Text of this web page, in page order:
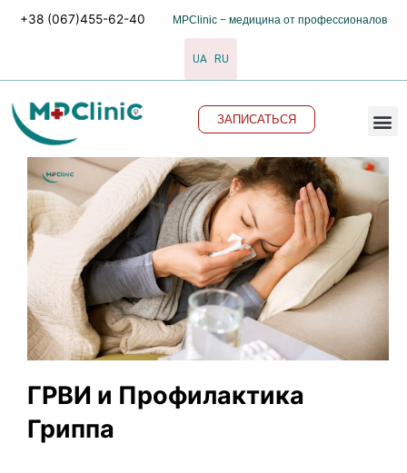
+38 (067)455-62-40 MPClinic − медицина от профессионалов
UA RU
ЗАПИСАТЬСЯ
ГРВИ и Профилактика
Гриппа